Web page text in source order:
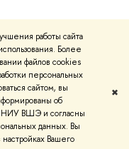
работы сайта
Более
файлов cookies
персональных
сайтом, вы
об
НИУ ВШЭ и согласны
данных. Вы
Вашего
✖
Условия
Редактору